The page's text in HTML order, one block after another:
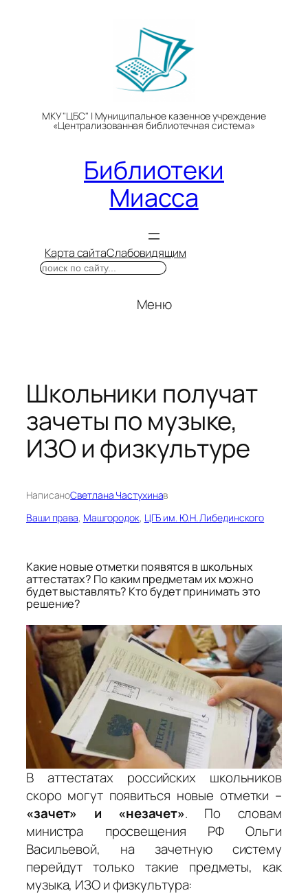
МКУ "ЦБС" | Муниципальное казенное учреждение
«Централизованная библиотечная система»
Библиотеки
Миасса
Карта сайтаСлабовидящим
Поиск
Меню
Школьники получат
зачеты по музыке,
ИЗО и физкультуре
НаписаноСветлана Частухинав
Ваши права, Машгородок, ЦГБ им. Ю.Н. Либединского
Какие новые отметки появятся в школьных
аттестатах? По каким предметам их можно
будет выставлять? Кто будет принимать это
решение?
В аттестатах российских школьников
скоро могут появиться новые отметки –
«зачет» и «незачет». По словам
министра просвещения РФ Ольги
Васильевой, на зачетную систему
перейдут только такие предметы, как
музыка, ИЗО и физкультура: